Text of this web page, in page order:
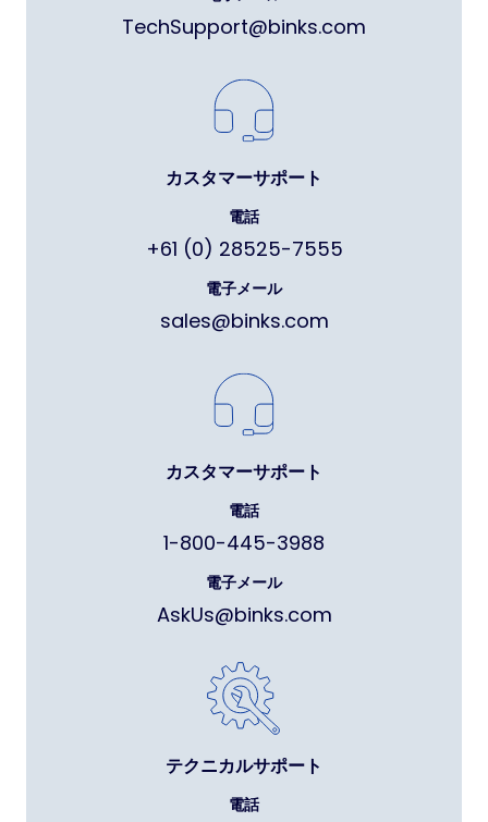
TechSupport@binks.com
カスタマーサポート
電話
+61 (0) 28525-7555
電子メール
sales@binks.com
カスタマーサポート
電話
1-800-445-3988
電子メール
AskUs@binks.com
テクニカルサポート
電話